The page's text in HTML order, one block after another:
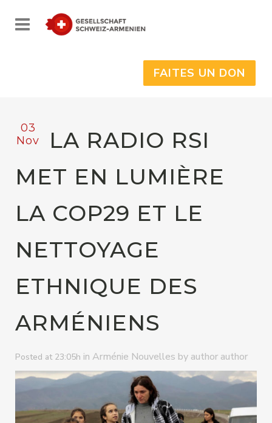
FAITES UN DON
03
Nov
LA RADIO RSI
MET EN LUMIÈRE
LA COP29 ET LE
NETTOYAGE
ETHNIQUE DES
ARMÉNIENS
Posted at 23:05h in Arménie Nouvelles by author author